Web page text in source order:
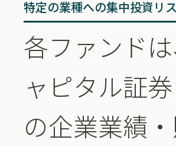
特定の業種への集中投資リ
各ファンド
ャピタル証
の企業業績